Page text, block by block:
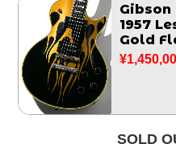
Gibson
1957
Gold
SOLD